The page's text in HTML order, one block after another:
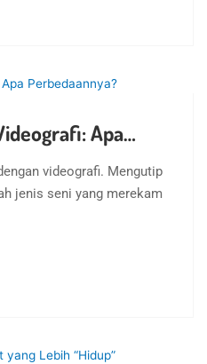
Apa…
videografi. Mengutip
jenis seni yang merekam